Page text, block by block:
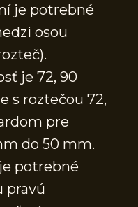
je potrebné
osou
je 72, 90
s roztečou 72,
pre
do 50 mm.
potrebné
pravú